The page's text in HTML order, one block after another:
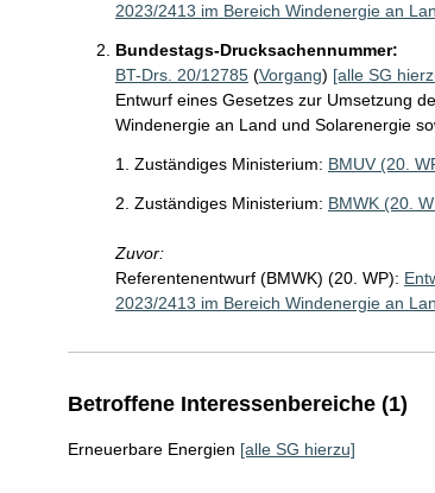
2023/2413 im Bereich Windenergie an
Bundestags-Drucksachennummer:
BT-Drs. 20/12785(Vorgang) [alle SG
Entwurf eines Gesetzes zur Umsetzung
Windenergie an Land und Solarenergie
1. Zuständiges Ministerium: BMUV (20.
2. Zuständiges Ministerium: BMWK (20.
Zuvor:
Referentenentwurf (BMWK) (20. WP):
2023/2413 im Bereich Windenergie an
Betroffene Interessenbereiche (1)
Erneuerbare Energien [alle SG hierzu]